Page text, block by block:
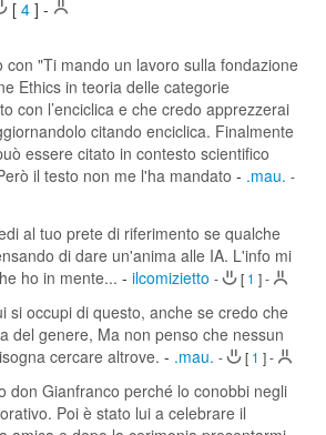
[ 4 ] -
con "Ti mando un lavoro sulla fondazione
Ethics in teoria delle categorie
con l’enciclica e che credo apprezzerai
citando enciclica. Finalmente
essere citato in contesto scientifico
il testo non me l'ha mandato - .mau. -
al tuo prete di riferimento se qualche
di dare un'anima alle IA. L'info mi
ho in mente... - ilcomizietto - [ 1 ]-
si occupi di questo, anche se credo che
del genere, Ma non penso che nessun
cercare altrove. - .mau. - [ 1 ]-
don Gianfranco perché lo conobbi negli
Poi è stato lui a celebrare il